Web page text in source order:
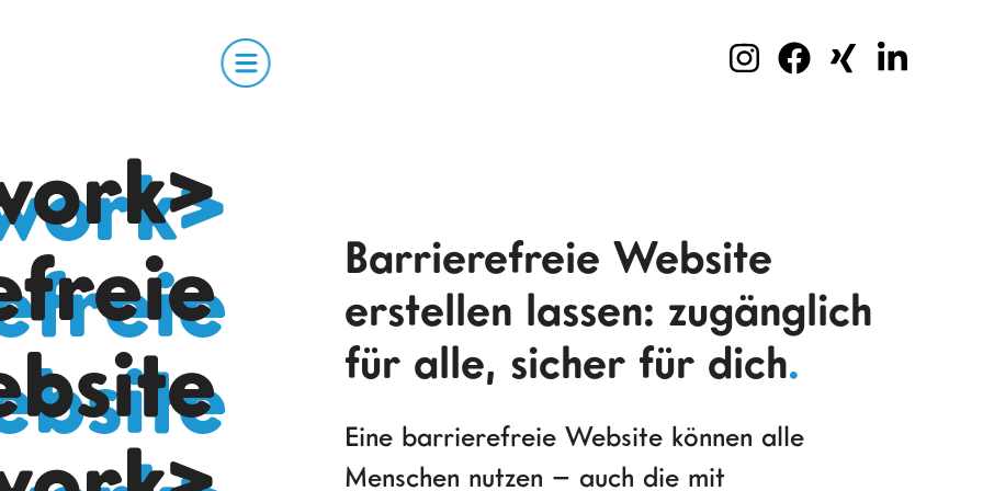
Barrierefreie Website
erstellen lassen: zugänglich
für alle, sicher für dich.
Eine barrierefreie Website können alle
Menschen nutzen – auch die mit